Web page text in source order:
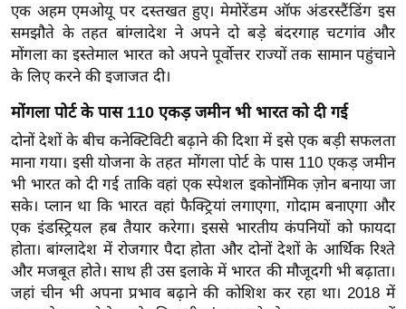
ऑ
टो
व
र्ल्ड
न्यू
ज
ब्री
फ
म
नो
रं
ज
न
एक अहम एमओयू पर दस्तखत हुए। मेमोरेंडम ऑफ अंडरस्टैंडिंग इस
समझौते के तहत बांग्लादेश ने अपने दो बड़े बंदरगाह चटगांव और
मोंगला का इस्तेमाल भारत को अपने पूर्वोत्तर राज्यों तक सामान पहुंचाने
के लिए करने की इजाजत दी।
मोंगला पोर्ट के पास 110 एकड़ जमीन भी भारत को दी गई
दोनों देशों के बीच कनेक्टिविटी बढ़ाने की दिशा में इसे एक बड़ी सफलता
माना गया। इसी योजना के तहत मोंगला पोर्ट के पास 110 एकड़ जमीन
भी भारत को दी गई ताकि वहां एक स्पेशल इकोनॉमिक ज़ोन बनाया जा
सके। प्लान था कि भारत वहां फैक्ट्रियां लगाएगा, गोदाम बनाएगा और
एक इंडस्ट्रियल हब तैयार करेगा। इससे भारतीय कंपनियों को फायदा
होता। बांग्लादेश में रोजगार पैदा होता और दोनों देशों के आर्थिक रिश्ते
और मजबूत होते। साथ ही उस इलाके में भारत की मौजूदगी भी बढ़ाता।
जहां चीन भी अपना प्रभाव बढ़ाने की कोशिश कर रहा था। 2018 में